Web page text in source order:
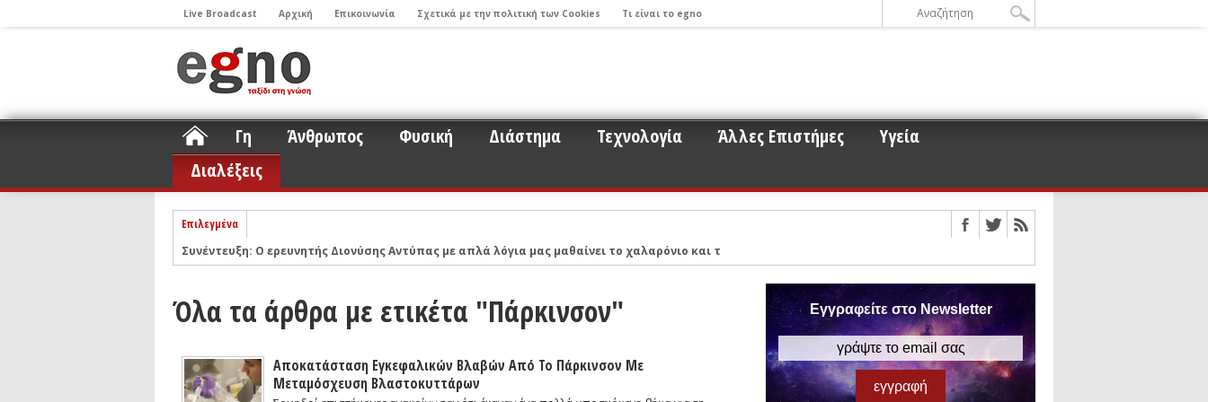
Live Broadcast Αρχική Επικοινωνία Σχετικά με την πολιτική των Cookies Τι είναι το egno
Γη Άνθρωπος Φυσική Διάστημα Τεχνολογία Άλλες Επιστήμες
Υγεία
Διαλέξεις
Επιλεγμένα
Συνέντευξη: Ο ερευνητής Διονύσης Αντύπας με απλά λόγια μας μαθαίνει το χαλαρόνιο και τη σχέση του με την σκοτεινή ύλη
Podcast: Συζήτηση με τον καθηγητή Νικόλαο Στεργιούλα με αφορμή το σημαντικό εύρημα της εργασίας του για τα άστρα νετρονίων
Podcast: Ο Διονύσης Σιμόπουλος απαντά σε ερωτήματα για το σύμπαν και την έρευνα που σχετίζεται με αυτό
Άρθρο με αφορμή το Nobel Φυσικής του 2017: Οι βηματισμοί της Επιστήμης και η πορεία προς τον εντοπισμό των βαρυτικών κυμάτων
Συνέντευξη: Το ελληνικό εκπαιδευτικό σύστημα με τα μάτια ενός νέου ερευνητή όπως ο κ. Μπάμπουλης (Μέρος 3)
Όλα τα άρθρα με ετικέτα "Πάρκινσον"
Αποκατάσταση Εγκεφαλικών Βλαβών Από Το Πάρκινσον Με
Μεταμόσχευση Βλαστοκυττάρων
Εγγραφείτε στο Newsletter